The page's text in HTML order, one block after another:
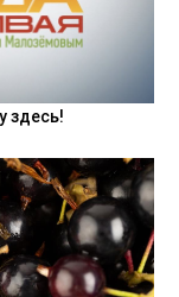
здесь!